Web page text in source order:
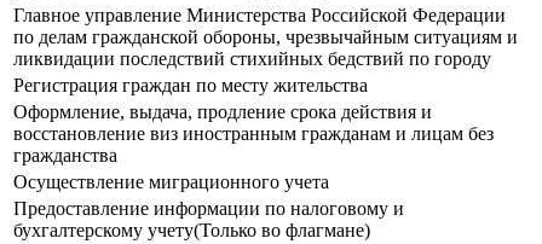
Главное управление Министерства Российской Федерации
по делам гражданской обороны, чрезвычайным ситуациям и
ликвидации последствий стихийных бедствий по городу
Регистрация граждан по месту жительства
Оформление, выдача, продление срока действия и
восстановление виз иностранным гражданам и лицам без
гражданства
Осуществление миграционного учета
Предоставление информации по налоговому и
бухгалтерскому учету(Только во флагмане)